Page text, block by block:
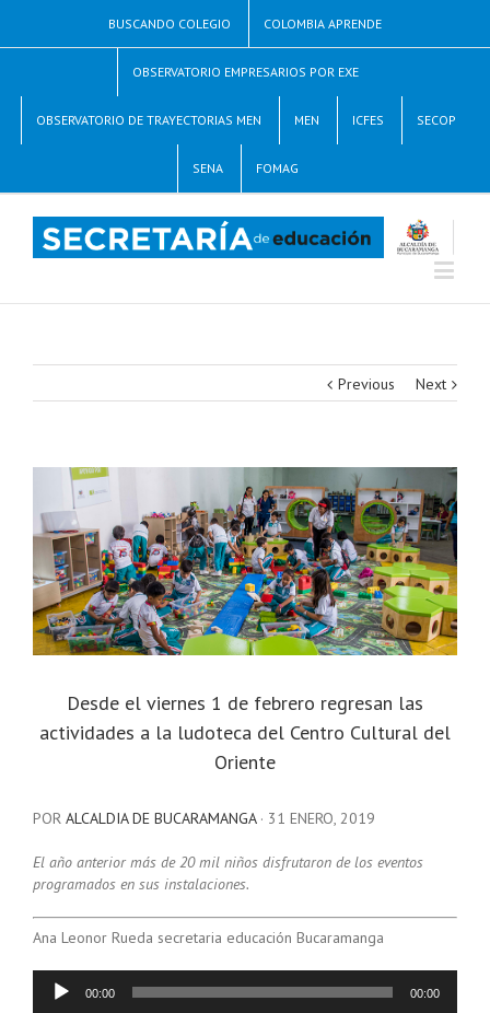
BUSCANDO COLEGIO COLOMBIA APRENDE
OBSERVATORIO EMPRESARIOS POR EXE
OBSERVATORIO DE TRAYECTORIAS MEN MEN ICFES SECOP
SENA FOMAG
Previous Next
Desde el viernes 1 de febrero regresan las
actividades a la ludoteca del Centro Cultural del
Oriente
POR ALCALDIA DE BUCARAMANGA · 31 ENERO, 2019
El año anterior más de 20 mil niños disfrutaron de los eventos
programados en sus instalaciones.
Ana Leonor Rueda secretaria educación Bucaramanga
Reproductor
00:00 00:00